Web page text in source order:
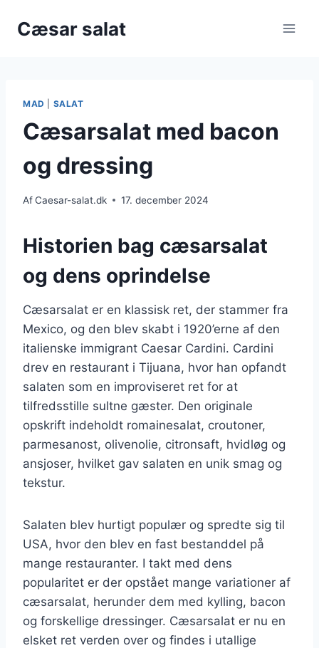
Cæsar salat
MAD SALAT
Cæsarsalat med bacon
og dressing
AfCaesar-salat.dk 17. december 2024
Historien bag cæsarsalat
og dens oprindelse
Cæsarsalat er en klassisk ret, der stammer fra
Mexico, og den blev skabt i 1920’erne af den
italienske immigrant Caesar Cardini. Cardini
drev en restaurant i Tijuana, hvor han opfandt
salaten som en improviseret ret for at
tilfredsstille sultne gæster. Den originale
opskrift indeholdt romainesalat, croutoner,
parmesanost, olivenolie, citronsaft, hvidløg og
ansjoser, hvilket gav salaten en unik smag og
tekstur.
Salaten blev hurtigt populær og spredte sig til
USA, hvor den blev en fast bestanddel på
mange restauranter. I takt med dens
popularitet er der opstået mange variationer af
cæsarsalat, herunder dem med kylling, bacon
og forskellige dressinger. Cæsarsalat er nu en
elsket ret verden over og findes i utallige